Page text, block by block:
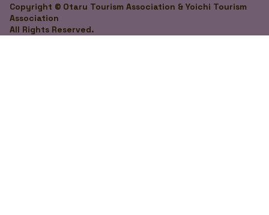
Copyright © Otaru Tourism Association & Yoichi Tourism
Association
All Rights Reserved.